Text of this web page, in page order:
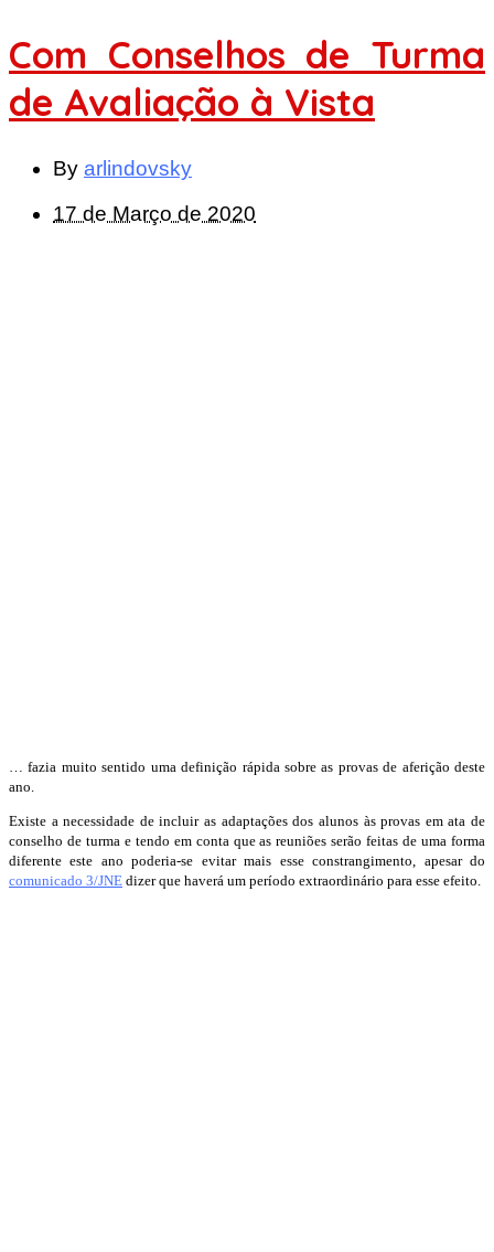
Com Conselhos de Turma
de Avaliação à Vista
By arlindovsky
17 de Março de 2020
… fazia muito sentido uma definição rápida sobre as provas de aferição deste
ano.
Existe a necessidade de incluir as adaptações dos alunos às provas em ata de
conselho de turma e tendo em conta que as reuniões serão feitas de uma forma
diferente este ano poderia-se evitar mais esse constrangimento, apesar do
comunicado 3/JNE dizer que haverá um período extraordinário para esse efeito.